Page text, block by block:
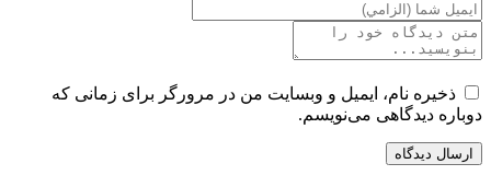
ذخیره نام، ایمیل و وبسایت من در مرورگر برای زمانی که
دوباره دیدگاهی می‌نویسم.